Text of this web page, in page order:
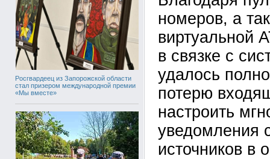
Росгвардеец из Запорожской области
стал призером международной премии
«Мы вместе»
номеров, а
виртуальной
в связке с
удалось
потерю
настроить
уведомления
источников в